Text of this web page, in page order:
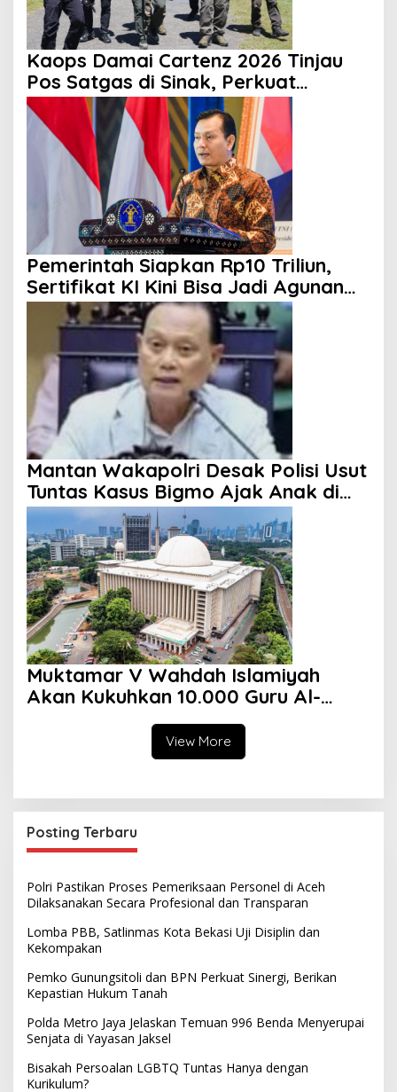
Kaops Damai Cartenz 2026 Tinjau
Pos Satgas di Sinak, Perkuat
Pendekatan Humanis kepada
Masyarakat
Pemerintah Siapkan Rp10 Triliun,
Sertifikat KI Kini Bisa Jadi Agunan
KUR
Mantan Wakapolri Desak Polisi Usut
Tuntas Kasus Bigmo Ajak Anak di
Bawah Umur Promosikan Vape
Muktamar V Wahdah Islamiyah
Akan Kukuhkan 10.000 Guru Al-
Qur’an di Masjid Istiqlal
View More
Posting Terbaru
Polri Pastikan Proses Pemeriksaan Personel di Aceh
Dilaksanakan Secara Profesional dan Transparan
Lomba PBB, Satlinmas Kota Bekasi Uji Disiplin dan
Kekompakan
Pemko Gunungsitoli dan BPN Perkuat Sinergi, Berikan
Kepastian Hukum Tanah
Polda Metro Jaya Jelaskan Temuan 996 Benda Menyerupai
Senjata di Yayasan Jaksel
Bisakah Persoalan LGBTQ Tuntas Hanya dengan
Kurikulum?